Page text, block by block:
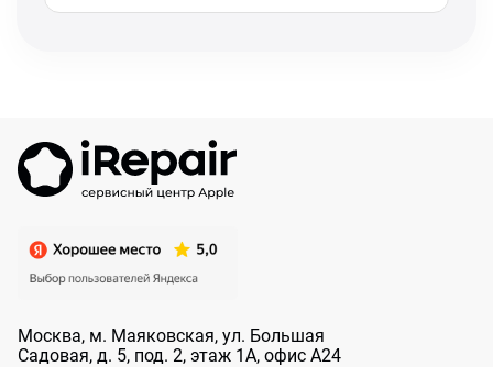
Москва, м. Маяковская, ул. Большая
Садовая, д. 5, под. 2, этаж 1А, офис А24